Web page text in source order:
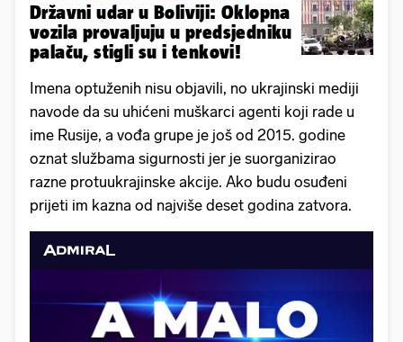
Državni udar u Boliviji: Oklopna
vozila provaljuju u predsjedniku
palaču, stigli su i tenkovi!
Imena optuženih nisu objavili, no ukrajinski mediji
navode da su uhićeni muškarci agenti koji rade u
ime Rusije, a vođa grupe je još od 2015. godine
oznat službama sigurnosti jer je suorganizirao
razne protuukrajinske akcije. Ako budu osuđeni
prijeti im kazna od najviše deset godina zatvora.